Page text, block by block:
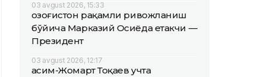
03 avgust 2026, 15:33
Қозоғистон рақамли ривожланиш
бўйича Марказий Осиёда етакчи —
Президент
03 avgust 2026, 12:17
Қасим-Жомарт Тоқаев учта